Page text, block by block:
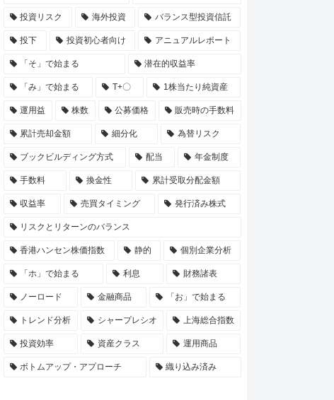
投資リスク 海外投資 バランス型投資信託
投下 投資初心者向け アニュアルレポート
「そ」で始まる 潜在的収益率
「み」で始まる T+〇 1株当たり純資産
運用益 株数 公募価格 販売時の手数料
累計売却金額 細分化 為替リスク
ブックビルディング方式 配当 年金制度
手数料 換金性 累計受取分配金額
収益率 売買タイミング 発行済み株式
リスクとリターンのバランス
香港ハンセン株価指数 静的 個別企業分析
「ホ」で始まる 利息 財務諸表
ノーロード 金融商品 「お」で始まる
トレンド分析 シャープレシオ 上海総合指数
投資効率 資産クラス 運用商品
ボトムアップ・アプローチ 織り込み済み